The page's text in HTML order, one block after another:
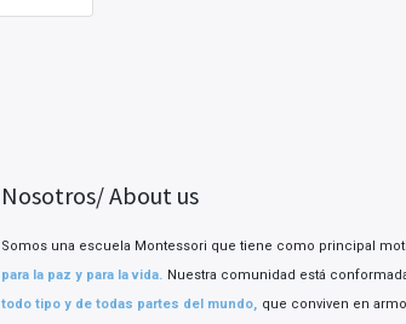
Nosotros/ About us
Somos una escuela Montessori que tiene como principal
para la paz y para la vida. Nuestra comunidad está
todo tipo y de todas partes del mundo, que conviven en